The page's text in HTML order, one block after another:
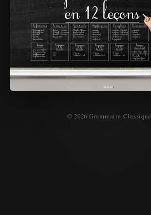
© 2026 Grammaire Classique